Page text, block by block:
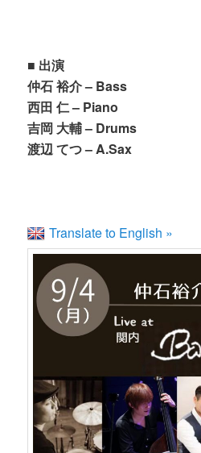
■ 出演
仲石 裕介 – Bass
西田 仁 – Piano
吉岡 大輔 – Drums
渡辺 てつ – A.Sax
Translate to English »